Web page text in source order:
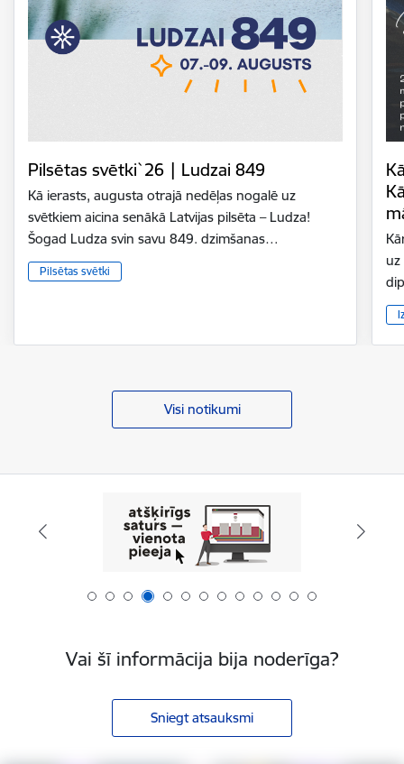
Pilsētas svētki`26 | Ludzai 849
Kā ierasts, augusta otrajā nedēļas nogalē uz
svētkiem aicina senākā Latvijas pilsēta – Ludza!
Šogad Ludza svin savu 849. dzimšanas…
Pilsētas svētki
uz
Visi notikumi
Vai šī informācija bija noderīga?
Sniegt atsauksmi